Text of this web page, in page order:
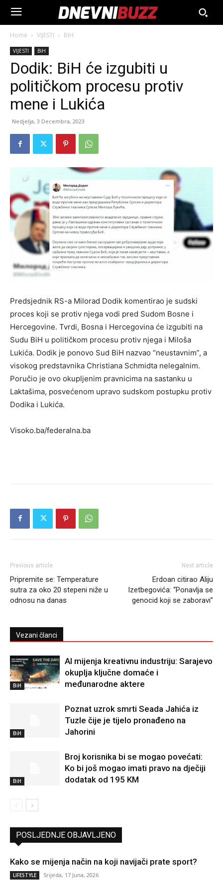
Home VIJESTI BiH
VIJESTI BiH
Dodik: BiH će izgubiti u
političkom procesu protiv
mene i Lukića
Nedjelja, 3 Decembra, 2023
Predsjednik RS-a Milorad Dodik komentirao je sudski
proces koji se protiv njega vodi pred Sudom Bosne i
Hercegovine. Tvrdi, Bosna i Hercegovina će izgubiti na
Sudu BiH u političkom procesu protiv njega i Miloša
Lukića. Dodik je ponovo Sud BiH nazvao “neustavnim”, a
visokog predstavnika Christiana Schmidta nelegalnim.
Poručio je ovo okupljenim pravnicima na sastanku u
Laktašima, posvećenom upravo sudskom postupku protiv
Dodika i Lukića.
Visoko.ba/federalna.ba
Previous article
Pripremite se: Temperature
sutra za oko 20 stepeni niže u
odnosu na danas
Next article
Erdoan citirao Aliju
Izetbegovića: “Ponavlja se
genocid koji se zaboravi”
Vezani članci
BiH
AI mijenja kreativnu industriju: Sarajevo
okuplja ključne domaće i
međunarodne aktere
BiH
Poznat uzrok smrti Seada Jahića iz
Tuzle čije je tijelo pronađeno na
Jahorini
BiH
Broj korisnika bi se mogao povećati:
Ko bi još mogao imati pravo na dječiji
dodatak od 195 KM
POSLJEDNJE OBJAVLJENO
Kako se mijenja način na koji navijači prate sport?
LIFESTYLE Srijeda, 17 Juna, 2026